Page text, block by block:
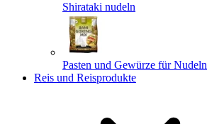
Shirataki nudeln
Pasten und Gewürze für Nudeln
Reis und Reisprodukte